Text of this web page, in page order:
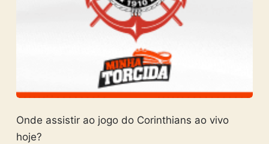
Onde assistir ao jogo do Corinthians ao vivo
hoje?